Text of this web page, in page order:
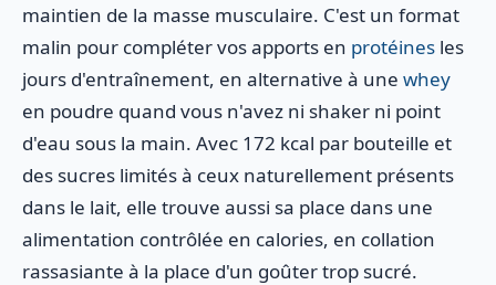
maintien de la masse musculaire. C'est un format
malin pour compléter vos apports en protéines les
jours d'entraînement, en alternative à une whey
en poudre quand vous n'avez ni shaker ni point
d'eau sous la main. Avec 172 kcal par bouteille et
des sucres limités à ceux naturellement présents
dans le lait, elle trouve aussi sa place dans une
alimentation contrôlée en calories, en collation
rassasiante à la place d'un goûter trop sucré.